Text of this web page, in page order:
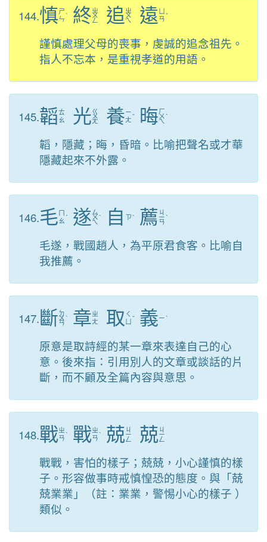
144.慎ㄕ
ㄣˋ 終ㄓ
ㄨ
ㄥ 追 ㄓ
ㄨ
ㄟ 遠 ㄢˇ
謹慎處理父母的喪事，虔誠的追念祖先。
指人不忘本，是重視孝道的用語。
145.韜ㄊ
ㄠ
光ㄍ
ㄨ
ㄤ 養ㄧ
ㄤˇ 晦ㄏ
ㄨ
ㄟ
ˋ
韜，隱藏；晦，昏暗。比喻把聲名或才華
隱藏起來不外露。
146.毛 ㄇ
ㄠ ˊ 遂ㄙ
ㄨ
ㄟ
ˋ 自 ㄗˋ 薦 ㄐ
ㄧ
ㄢ
ˋ
毛遂，戰國趙人，為平原君食客。比喻自
我推薦。
147.斷 ㄉ
ㄨ
ㄢ
ˋ 章ㄓ
ㄤ
取 ㄑ
ˇ 義ㄧˋ
原意是取詩經的某一章來表達自己的心
意。後來指：引用別人的文章或談話的片
斷，而不顧及全篇內容與意思。
148.戰ㄓ
ㄢˋ 戰ㄓ
ㄢˋ 兢 ㄐ
ㄧ
ㄥ 兢 ㄐ
ㄧ
ㄥ
戰戰，害怕的樣子；兢兢，小心謹慎的樣
子。形容做事時戒慎惶恐的態度。與「兢
兢業業」（註：業業，警惕小心的樣子 ）
類似。